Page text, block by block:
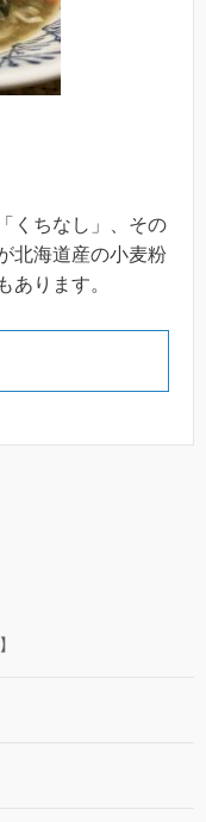
くちなし」、その
北海道産の小麦粉
あります。